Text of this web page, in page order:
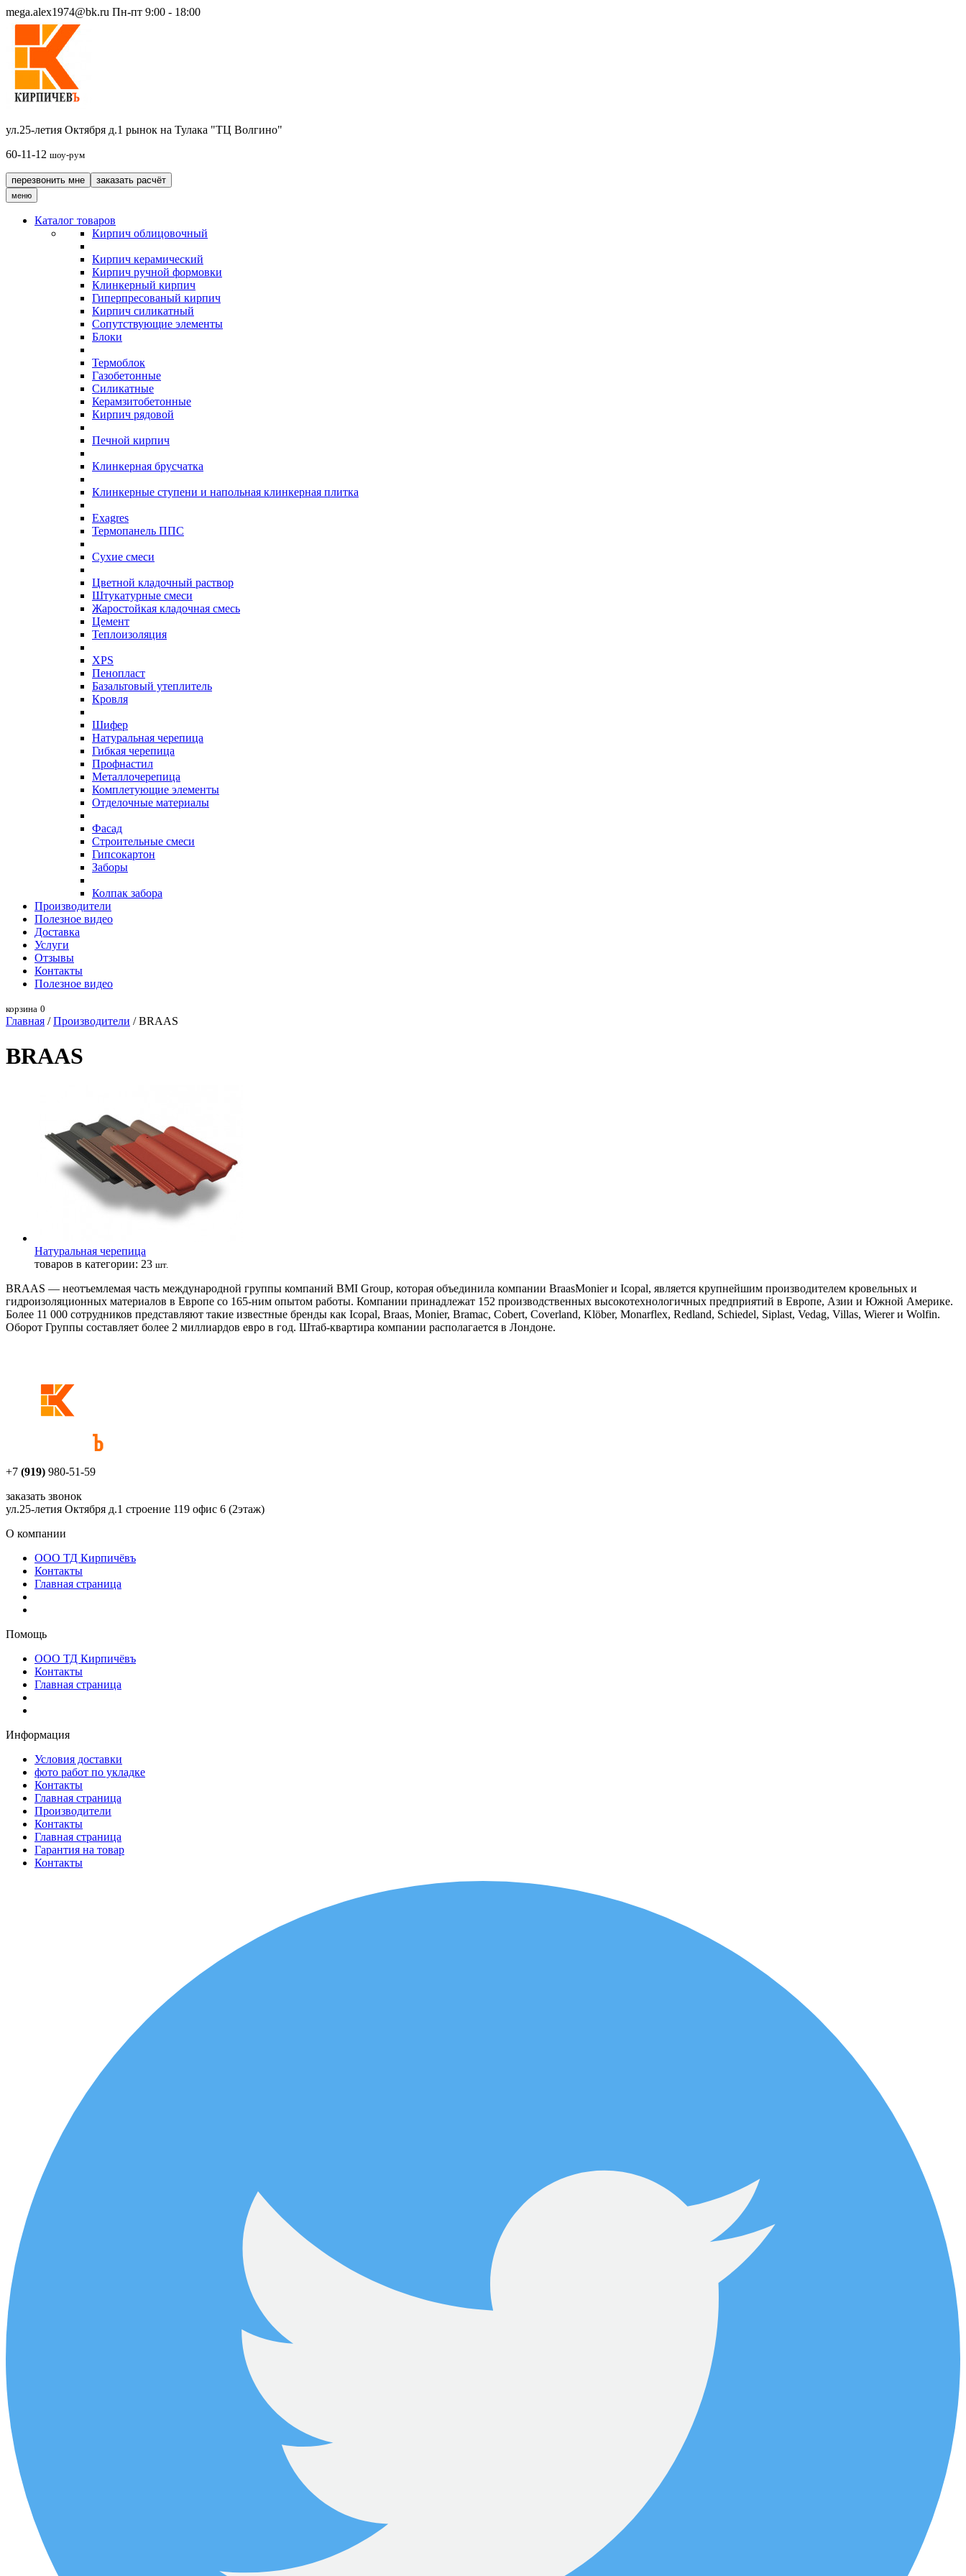
mega.alex1974@bk.ru Пн-пт 9:00 - 18:00
ул.25-летия Октября д.1 рынок на Тулака "ТЦ Волгино"
60-11-12 шоу-рум
перезвонить мне заказать расчёт
меню
Каталог товаров
Кирпич облицовочный
Кирпич керамический
Кирпич ручной формовки
Клинкерный кирпич
Гиперпресованый кирпич
Кирпич силикатный
Сопутствующие элементы
Блоки
Термоблок
Газобетонные
Силикатные
Керамзитобетонные
Кирпич рядовой
Печной кирпич
Клинкерная брусчатка
Клинкерные ступени и напольная клинкерная плитка
Exagres
Термопанель ППС
Сухие смеси
Цветной кладочный раствор
Штукатурные смеси
Жаростойкая кладочная смесь
Цемент
Теплоизоляция
XPS
Пенопласт
Базальтовый утеплитель
Кровля
Шифер
Натуральная черепица
Гибкая черепица
Профнастил
Металлочерепица
Комплетующие элементы
Отделочные материалы
Фасад
Строительные смеси
Гипсокартон
Заборы
Колпак забора
Производители
Полезное видео
Доставка
Услуги
Отзывы
Контакты
Полезное видео
корзина 0
Главная /Производители / BRAAS
BRAAS
Натуральная черепица
товаров в категории: 23 шт.
BRAAS — неотъемлемая часть международной группы компаний BMI Group, которая объединила компании BraasMonier и Icopal, является крупнейшим производителем кровельных и
гидроизоляционных материалов в Европе со 165-ним опытом работы. Компании принадлежат 152 производственных высокотехнологичных предприятий в Европе, Азии и Южной Америке.
Более 11 000 сотрудников представляют такие известные бренды как Icopal, Braas, Monier, Bramac, Cobert, Coverland, Klöber, Monarflex, Redland, Schiedel, Siplast, Vedag, Villas, Wierer и Wolfin.
Оборот Группы составляет более 2 миллиардов евро в год. Штаб-квартира компании располагается в Лондоне.
+7 (919) 980-51-59
заказать звонок
ул.25-летия Октября д.1 строение 119 офис 6 (2этаж)
О компании
ООО ТД Кирпичёвъ
Контакты
Главная страница
Помощь
ООО ТД Кирпичёвъ
Контакты
Главная страница
Информация
Условия доставки
фото работ по укладке
Контакты
Главная страница
Производители
Контакты
Главная страница
Гарантия на товар
Контакты